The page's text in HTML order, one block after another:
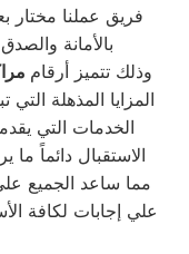
فريق عملنا مختار
بالأمانة
وذلك تتميز أرقام
المزايا المذهلة
الخدمات التي
الاستقبال دائماً ما
مما ساعد الجميع
علي إجابات لكافة